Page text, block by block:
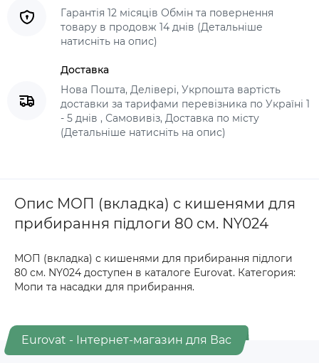
Гарантія 12 місяців Обмін та повернення
товару в продовж 14 днів (Детальніше
натисніть на опис)
Доставка
Нова Пошта, Делівері, Укрпошта вартість
доставки за тарифами перевізника по Україні 1
- 5 днів , Самовивіз, Доставка по місту
(Детальніше натисніть на опис)
Опис МОП (вкладка) с кишенями для
прибирання підлоги 80 см. NY024
МОП (вкладка) с кишенями для прибирання підлоги
80 см. NY024 доступен в каталоге Eurovat. Категория:
Мопи та насадки для прибирання.
Eurovat - Інтернет-магазин для Вас